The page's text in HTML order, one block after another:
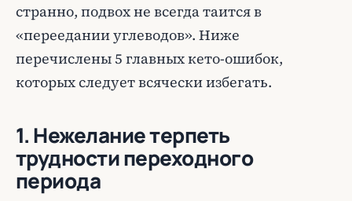
странно, подвох не всегда таится в
«переедании углеводов». Ниже
перечислены 5 главных кето-ошибок,
которых следует всячески избегать.
1. Нежелание терпеть
трудности переходного
периода